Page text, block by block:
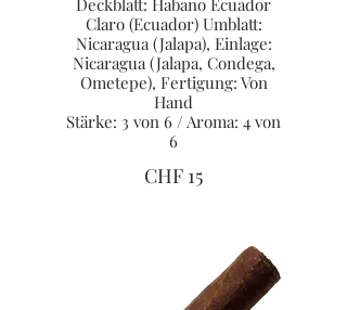
Deckblatt: Habano Ecuador
Claro (Ecuador) Umblatt:
Nicaragua (Jalapa), Einlage:
Nicaragua (Jalapa, Condega,
Ometepe), Fertigung: Von
Hand
Stärke: 3 von 6 / Aroma: 4 von
6
CHF 15